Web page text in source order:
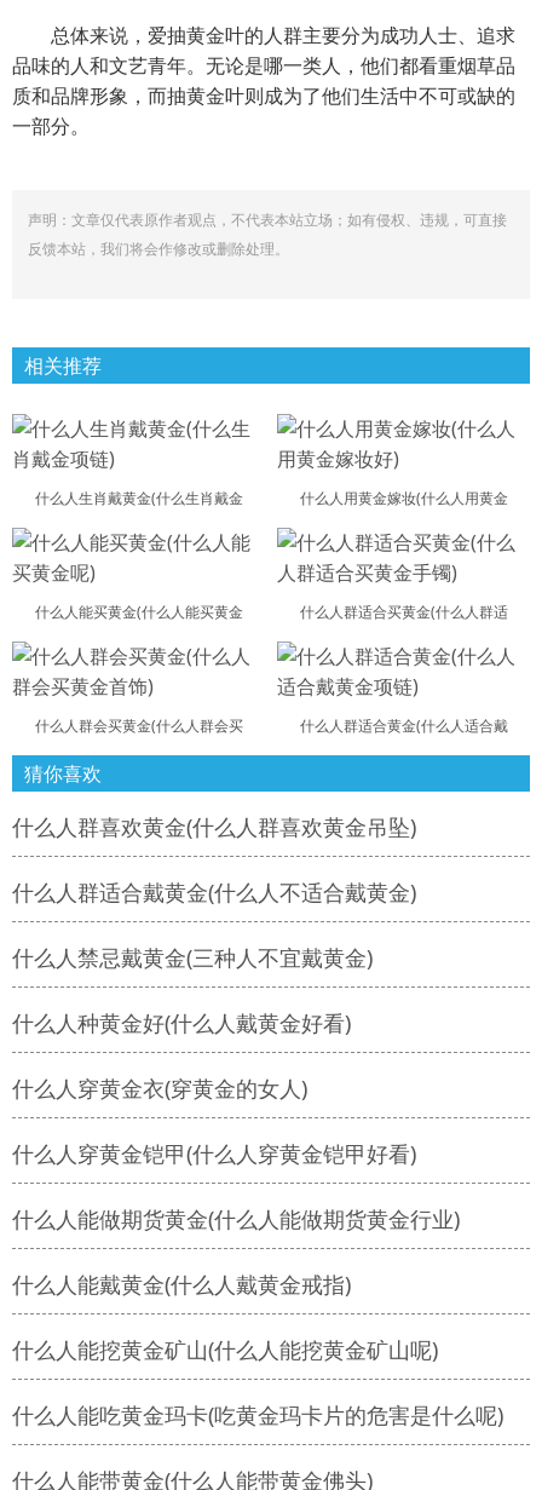
总体来说，爱抽黄金叶的人群主要分为成功人士、追求
品味的人和文艺青年。无论是哪一类人，他们都看重烟草品
质和品牌形象，而抽黄金叶则成为了他们生活中不可或缺的
一部分。
声明：文章仅代表原作者观点，不代表本站立场；如有侵权、违规，可直接
反馈本站，我们将会作修改或删除处理。
相关推荐
什么人生肖戴黄金(什么生肖戴金 什么人用黄金嫁妆(什么人用黄金
什么人能买黄金(什么人能买黄金 什么人群适合买黄金(什么人群适
什么人群会买黄金(什么人群会买 什么人群适合黄金(什么人适合戴
猜你喜欢
什么人群喜欢黄金(什么人群喜欢黄金吊坠)
什么人群适合戴黄金(什么人不适合戴黄金)
什么人禁忌戴黄金(三种人不宜戴黄金)
什么人种黄金好(什么人戴黄金好看)
什么人穿黄金衣(穿黄金的女人)
什么人穿黄金铠甲(什么人穿黄金铠甲好看)
什么人能做期货黄金(什么人能做期货黄金行业)
什么人能戴黄金(什么人戴黄金戒指)
什么人能挖黄金矿山(什么人能挖黄金矿山呢)
什么人能吃黄金玛卡(吃黄金玛卡片的危害是什么呢)
什么人能带黄金(什么人能带黄金佛头)